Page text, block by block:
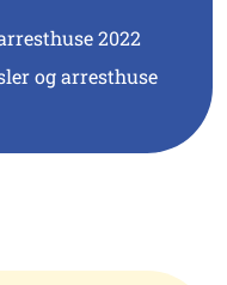
2022
og arresthuse